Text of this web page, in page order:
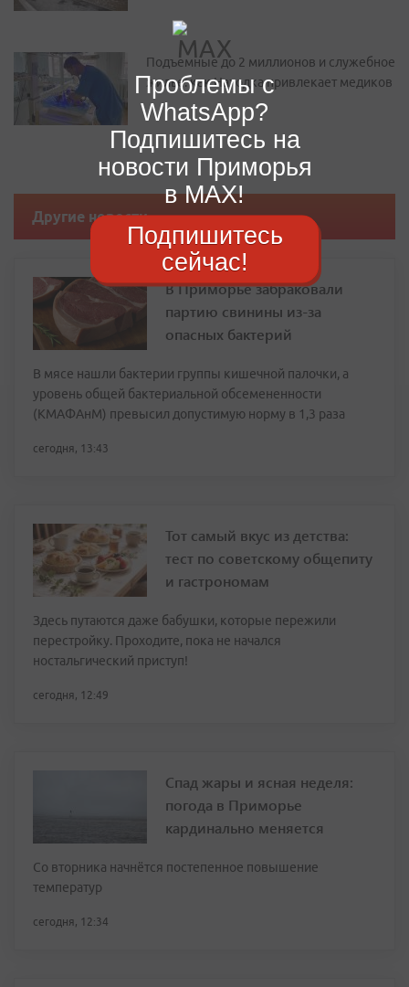
Подъемные до 2 миллионов и служебное
жилье: как Находка привлекает медиков
Другие новости
В Приморье забраковали
партию свинины из-за
опасных бактерий
В мясе нашли бактерии группы кишечной палочки, а
уровень общей бактериальной обсемененности
(КМАФАнМ) превысил допустимую норму в 1,3 раза
сегодня, 13:43
Тот самый вкус из детства:
тест по советскому общепиту
и гастрономам
Здесь путаются даже бабушки, которые пережили
перестройку. Проходите, пока не начался
ностальгический приступ!
сегодня, 12:49
Спад жары и ясная неделя:
погода в Приморье
кардинально меняется
Со вторника начнётся постепенное повышение
температур
сегодня, 12:34
Проблемы с
WhatsApp?
Подпишитесь на
новости Приморья
в MAX!
Подпишитесь
сейчас!